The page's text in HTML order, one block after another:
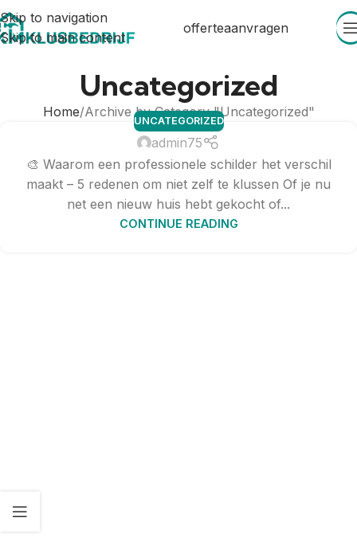
Skip to navigation
Skip to main content
offerteaanvragen
Uncategorized
Home Archive by Category "Uncategorized"
UNCATEGORIZED
admin75
🎨 Waarom een professionele schilder het verschil
maakt – 5 redenen om niet zelf te klussen Of je nu
net een nieuw huis hebt gekocht of...
CONTINUE READING